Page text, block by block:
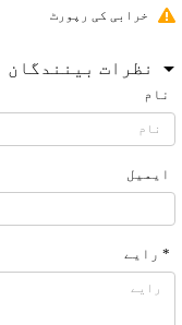
خرابی کی رپورٹ
نظرات بینندگان
نام
ایمیل
* رایے